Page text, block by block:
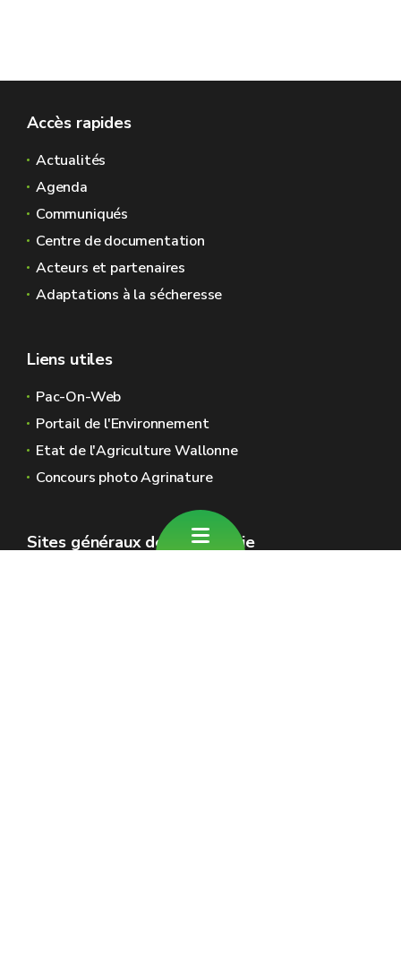
Accès rapides
Actualités
Agenda
Communiqués
Centre de documentation
Acteurs et partenaires
Adaptations à la sécheresse
Liens utiles
Pac-On-Web
Portail de l'Environnement
Etat de l'Agriculture Wallonne
Concours photo Agrinature
Sites généraux de la Wallonie